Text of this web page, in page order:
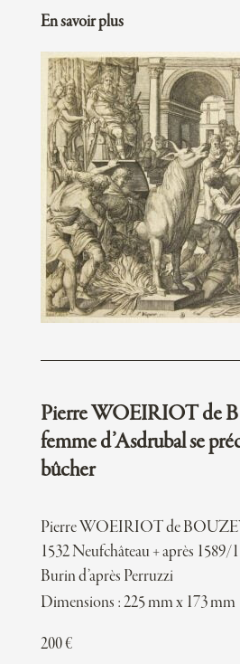
En savoir plus
Pierre WOEIRIOT de
femme d’Asdrubal se
bûcher
Pierre WOEIRIOT de
1532 Neufchâteau + après 1589/
Burin d’après Perruzzi
Dimensions : 225 mm x 173 mm
200€